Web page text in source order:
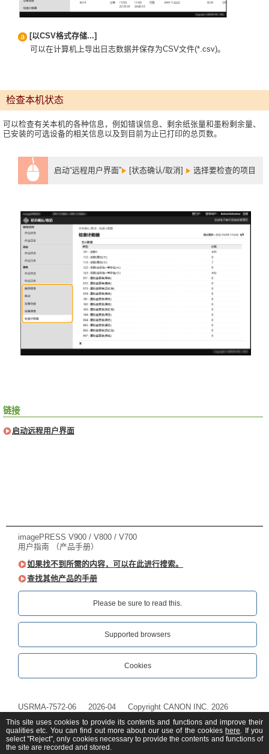
[以CSV格式存储...]
可以在计算机上导出日志数据并保存为CSV文件(*.csv)。
检查本机状态
可以检查有关本机的各种信息，例如错误信息、剩余纸张量和墨粉剩余量、
已安装的可选设备的相关信息以及到目前为止已打印的总页数。
启动“远程用户界面” [状态确认/取消] 选择要检查的项目
链接
启动远程用户界面
imagePRESS V900 / V800 / V700
用户指南 （产品手册）
如果找不到所需的内容，可以在此进行搜索。
查找其他产品的手册
Please be sure to read this.‎
Supported browsers
Cookies
USRMA-7572-06 2026-04 Copyright CANON INC. 2026
This site uses cookies to provide its contents and functions and improve their
qualities etc. You can find out more about our use of the cookies here. If you
select "Reject", only cookies necessary to provide the contents and functions of
the site are recorded and stored.